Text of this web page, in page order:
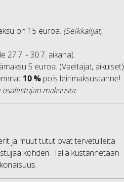
on 15 euroa. (Seikkalijat,
27.7. - 30.7. aikana).
5 euroa. (Vaeltajat, aikuiset)
10 % pois leirimaksustanne!
maksusta.
ja muut tutut ovat tervetulleita
kohden. Tällä kustannetaan